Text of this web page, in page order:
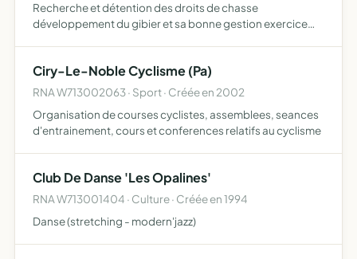
Recherche et détention des droits de chasse
développement du gibier et sa bonne gestion exercice
respect de l'environnement, …
Ciry-Le-Noble Cyclisme (Pa)
RNA W713002063 · Sport · Créée en 2002
Organisation de courses cyclistes, assemblees, seances
d'entrainement, cours et conferences relatifs au cyclisme
Club De Danse 'Les Opalines'
RNA W713001404 · Culture · Créée en 1994
Danse (stretching - modern'jazz)